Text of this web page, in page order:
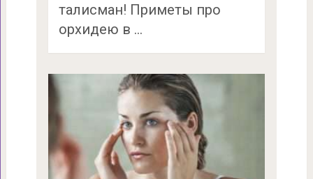
талисман! Приметы про
орхидею в …